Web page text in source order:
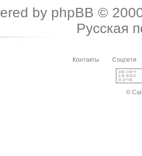
by phpBB ©
Русская
Контакты Соцсети
©